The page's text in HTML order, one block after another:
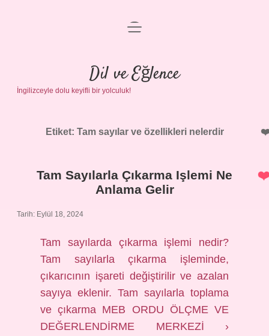
Anasayfa
Gizlilik Politikası
Yasal Uyarı
menüyü
Dil ve Eğlence
İngilizceyle dolu keyifli bir yolculuk!
Etiket: Tam sayılar ve özellikleri nelerdir
Tam Sayılarla Çıkarma Işlemi Ne
Anlama Gelir
Tarih: Eylül 18, 2024
Tam sayılarda çıkarma işlemi nedir?
Tam sayılarla çıkarma işleminde,
çıkarıcının işareti değiştirilir ve azalan
sayıya eklenir. Tam sayılarla toplama
ve çıkarma MEB ORDU ÖLÇME VE
DEĞERLENDİRME MERKEZİ ›